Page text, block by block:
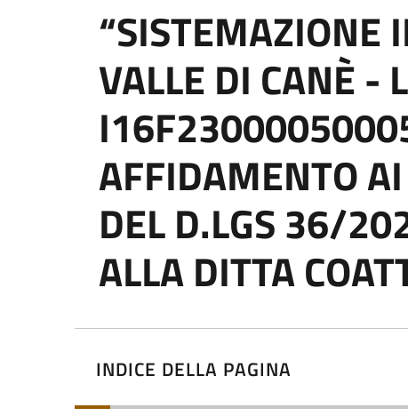
“SISTEMAZIONE
VALLE DI CANÈ -
AFFIDAMENTO
DEL D.LGS 36/
ALLA DITTA
INDICE DELLA PAGINA